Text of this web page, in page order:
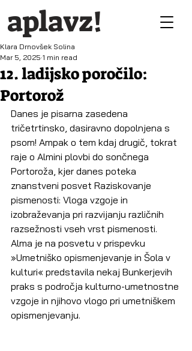
aplavz!
12. ladijsko poročilo:
Portorož
Klara Drnovšek Solina
Mar 5, 2025 1 min read
Danes je pisarna zasedena
tričetrtinsko, dasiravno dopolnjena s
psom! Ampak o tem kdaj drugič, tokrat
raje o Almini plovbi do sončnega
Portoroža, kjer danes poteka
znanstveni posvet Raziskovanje
pismenosti: Vloga vzgoje in
izobraževanja pri razvijanju različnih
razsežnosti vseh vrst pismenosti.
Alma je na posvetu v prispevku
»Umetniško opismenjevanje in Šola v
kulturi« predstavila nekaj Bunkerjevih
praks s področja kulturno-umetnostne
vzgoje in njihovo vlogo pri umetniškem
opismenjevanju.